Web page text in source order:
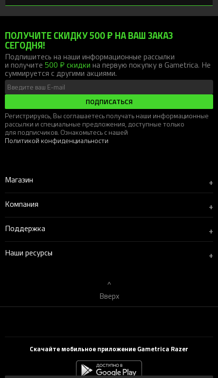
ПОЛУЧИТЕ СКИДКУ 500 ₽ НА ВАШ ЗАКАЗ
СЕГОДНЯ!
Подпишитесь на наши информационные рассылки
и получите 500 ₽ скидки на первую покупку в Gametrica. Не
суммируется с другими акциями.
ПОДПИСАТЬСЯ
Регистрируясь, Вы соглашаетесь получать наши информационные
рассылки и специальные предложения, доступные только
для подписчиков. Ознакомьтесь с нашей
Политикой конфиденциальности
Магазин +
Компания +
Поддержка +
Наши ресурсы +
Вверх
Скачайте мобильное приложение Gametrica Razer